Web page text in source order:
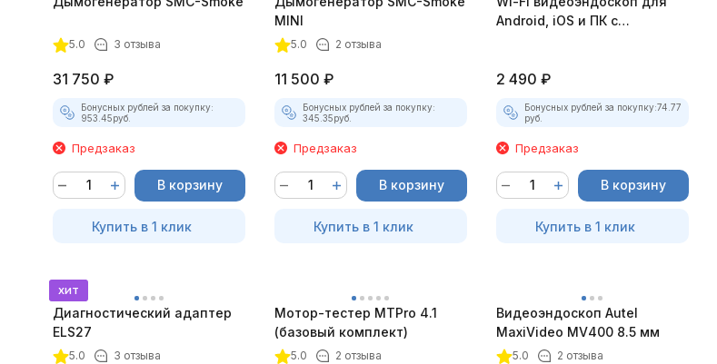
5.0 3 отзыва
31 750 ₽
Бонусных рублей за покупку:
953.45руб.
Предзаказ
В корзину
Купить в 1 клик
MINI
5.0 2 отзыва
11 500 ₽
Бонусных рублей за покупку:
345.35руб.
Предзаказ
В корзину
Купить в 1 клик
Android, iOS и ПК с
2 490 ₽
Бонусных рублей за покупку:74.77
руб.
Предзаказ
В корзину
Купить в 1 клик
хит
Диагностический адаптер
ELS27
5.0 3 отзыва
Мотор-тестер MTPro 4.1
(базовый комплект)
5.0 2 отзыва
Видеоэндоскоп Autel
MaxiVideo MV400 8.5 мм
5.0 2 отзыва